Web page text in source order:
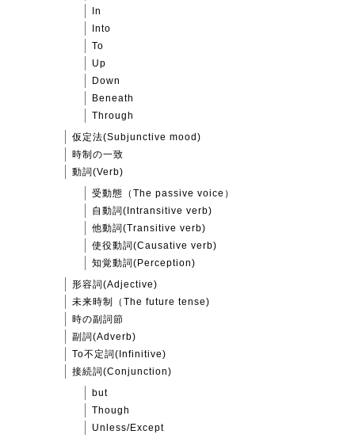
In
Into
To
Up
Down
Beneath
Through
仮定法(Subjunctive mood)
時制の一致
動詞(Verb)
受動態（The passive voice）
自動詞(Intransitive verb)
他動詞(Transitive verb)
使役動詞(Causative verb)
知覚動詞(Perception)
形容詞(Adjective)
未来時制（The future tense)
時の副詞節
副詞(Adverb)
To不定詞(Infinitive)
接続詞(Conjunction)
but
Though
Unless/Except